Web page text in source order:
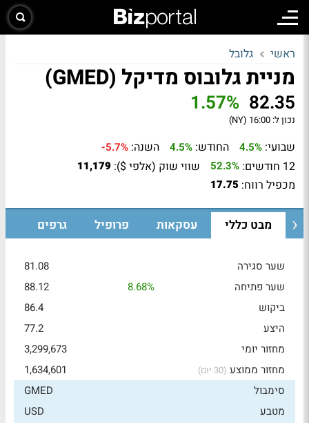
ראשי גלובל
מניית גלובוס מדיקל (GMED)
82.35
1.57%
נכון ל: 16:00 (NY)
שבועי: 4.5% החודש: 4.5% השנה: -5.7%
12 חודשים: 52.3% שווי שוק (אלפי $): 11,179
מכפיל רווח: 17.75
מבט כללי עסקאות פרופיל גרפים
שער סגירה
81.08
שער פתיחה
8.68%
88.12
ביקוש
86.4
היצע
77.2
מחזור יומי
3,299,673
מחזור ממוצע (30 יום)
1,634,601
סימבול
GMED
מטבע
USD